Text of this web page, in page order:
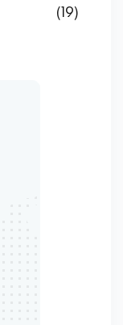
(19)